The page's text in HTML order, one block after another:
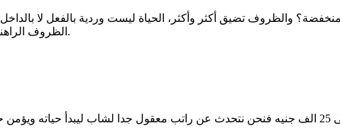
الظروف الراهنة وأنا أتحدث عن مصر والبعض يود السفر لأن الأمور تضيق أكثر.